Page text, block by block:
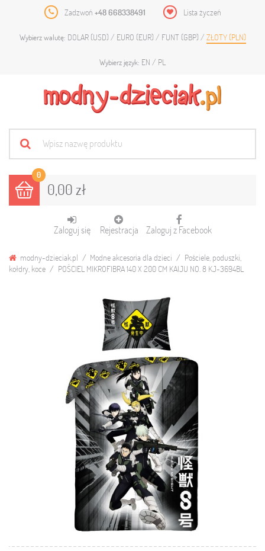
Zadzwoń +48 668338491 Lista życzeń
Wybierz walutę: DOLAR (USD) EURO (EUR) FUNT (GBP) ZŁOTY (PLN)
Wybierz język: EN PL
0
0,00 zł
Zaloguj się Rejestracja Zaloguj z Facebook
modny-dzieciak.pl Modne akcesoria dla dzieci
Pościele, poduszki,
kołdry, koce
POŚCIEL MIKROFIBRA 140 X 200 CM KAIJU NO. 8 KJ-3694BL